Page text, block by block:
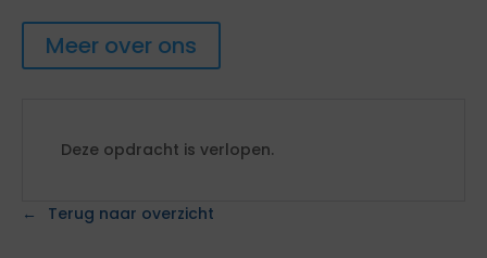
Meer over ons
Deze opdracht is verlopen.
Terug naar overzicht